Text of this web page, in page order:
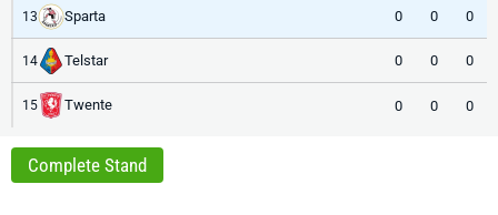
13 Sparta 0 0 0
14 Telstar 0 0 0
15 Twente 0 0 0
Complete Stand